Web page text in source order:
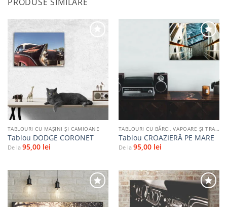
TABLOURI CU MAŞINI ŞI CAMIOANE
Tablou DODGE CORONET
De la 95,00 lei
Adaugă
TABLOURI CU BĂRCI, VAPOARE ȘI TRANSPORT PE APĂ
Tablou CROAZIERĂ PE MARE
De la 95,00 lei